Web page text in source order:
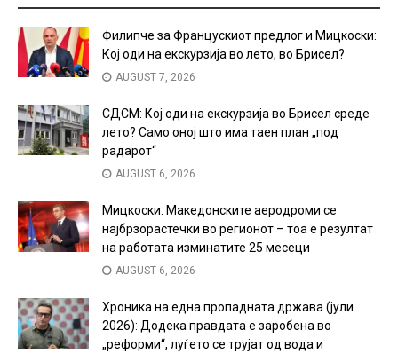
Филипче за Францускиот предлог и Мицкоски:
Кој оди на екскурзија во лето, во Брисел?
AUGUST 7, 2026
СДСМ: Кој оди на екскурзија во Брисел среде
лето? Само оној што има таен план „под
радарот“
AUGUST 6, 2026
Мицкоски: Македонските аеродроми се
најбрзорастечки во регионот – тоа е резултат
на работата изминатите 25 месеци
AUGUST 6, 2026
Хроника на една пропадната држава (јули
2026): Додека правдата е заробена во
„реформи“, луѓето се трујат од вода и